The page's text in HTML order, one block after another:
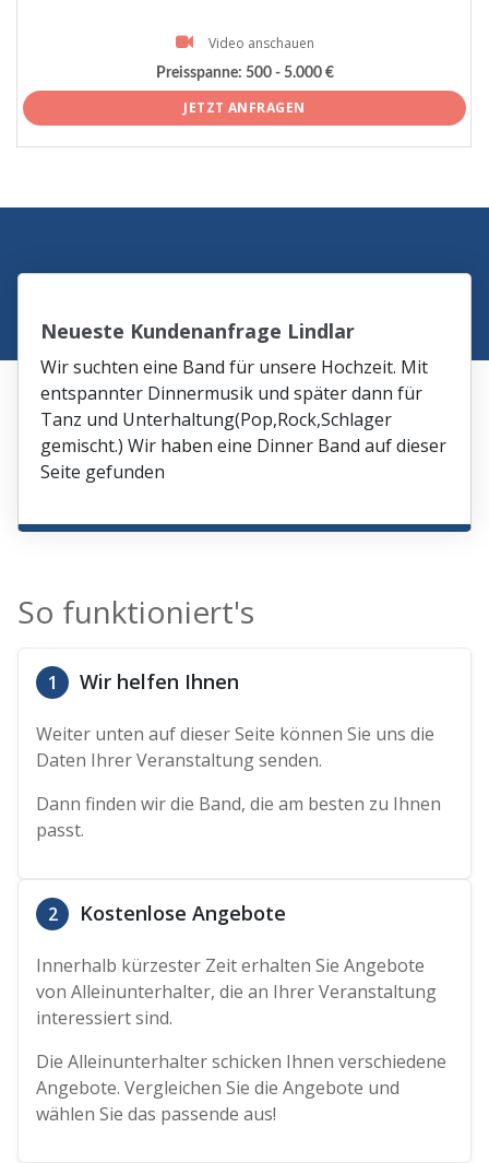
Video anschauen
Preisspanne: 500 - 5.000 €
JETZT ANFRAGEN
Neueste Kundenanfrage Lindlar
Wir suchten eine Band für unsere Hochzeit. Mit
entspannter Dinnermusik und später dann für
Tanz und Unterhaltung(Pop,Rock,Schlager
gemischt.) Wir haben eine Dinner Band auf dieser
Seite gefunden
So funktioniert's
1 Wir helfen Ihnen
Weiter unten auf dieser Seite können Sie uns die
Daten Ihrer Veranstaltung senden.
Dann finden wir die Band, die am besten zu Ihnen
passt.
2 Kostenlose Angebote
Innerhalb kürzester Zeit erhalten Sie Angebote
von Alleinunterhalter, die an Ihrer Veranstaltung
interessiert sind.
Die Alleinunterhalter schicken Ihnen verschiedene
Angebote. Vergleichen Sie die Angebote und
wählen Sie das passende aus!